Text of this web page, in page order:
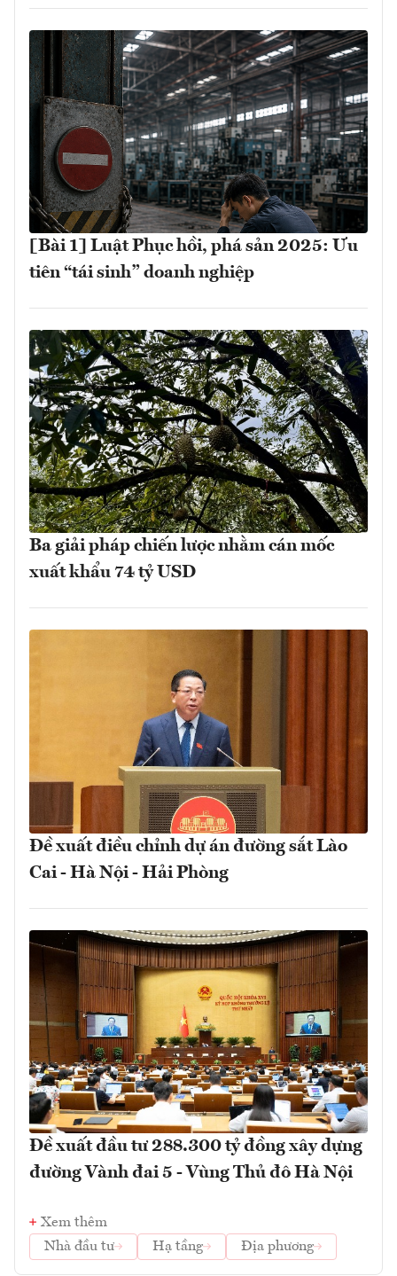
[Bài 1] Luật Phục hồi, phá sản 2025: Ưu
tiên “tái sinh” doanh nghiệp
Ba giải pháp chiến lược nhằm cán mốc
xuất khẩu 74 tỷ USD
Đề xuất điều chỉnh dự án đường sắt Lào
Cai - Hà Nội - Hải Phòng
Đề xuất đầu tư 288.300 tỷ đồng xây dựng
đường Vành đai 5 - Vùng Thủ đô Hà Nội
Xem thêm
Nhà đầu tư
Hạ tầng Địa phương